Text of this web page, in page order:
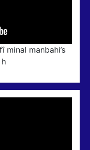
minal manbahi’s